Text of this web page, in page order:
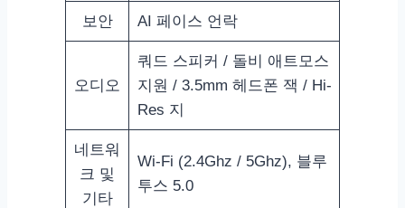
보안 AI 페이스 언락
오디오
쿼드 스피커 / 돌비 애트모스
지원 / 3.5mm 헤드폰 잭 / Hi-
Res 지
네트워
크 및
기타
Wi-Fi (2.4Ghz / 5Ghz), 블루
투스 5.0